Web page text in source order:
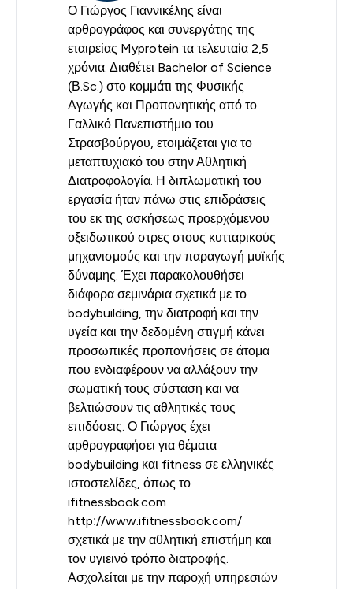
Ο Γιώργος Γιαννικέλης είναι
αρθρογράφος και συνεργάτης της
εταιρείας Myprotein τα τελευταία 2,5
χρόνια. Διαθέτει Bachelor of Science
(Β.Sc.) στο κομμάτι της Φυσικής
Αγωγής και Προπονητικής από το
Γαλλικό Πανεπιστήμιο του
Στρασβούργου, ετοιμάζεται για το
μεταπτυχιακό του στην Αθλητική
Διατροφολογία. Η διπλωματική του
εργασία ήταν πάνω στις επιδράσεις
του εκ της ασκήσεως προερχόμενου
οξειδωτικού στρες στους κυτταρικούς
μηχανισμούς και την παραγωγή μυϊκής
δύναμης. Έχει παρακολουθήσει
διάφορα σεμινάρια σχετικά με το
bodybuilding, την διατροφή και την
υγεία και την δεδομένη στιγμή κάνει
προσωπικές προπονήσεις σε άτομα
που ενδιαφέρουν να αλλάξουν την
σωματική τους σύσταση και να
βελτιώσουν τις αθλητικές τους
επιδόσεις. Ο Γιώργος έχει
αρθρογραφήσει για θέματα
bodybuilding και fitness σε ελληνικές
ιστοστελίδες, όπως το
ifitnessbook.com
http://www.ifitnessbook.com/
σχετικά με την αθλητική επιστήμη και
τον υγιεινό τρόπο διατροφής.
Ασχολείται με την παροχή υπηρεσιών